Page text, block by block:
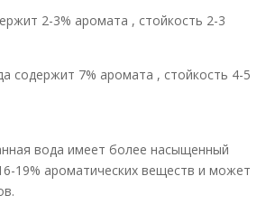
2-3% аромата , стойкость 2-3
7% аромата , стойкость 4-5
вода имеет более насыщенный
19% ароматических веществ и может